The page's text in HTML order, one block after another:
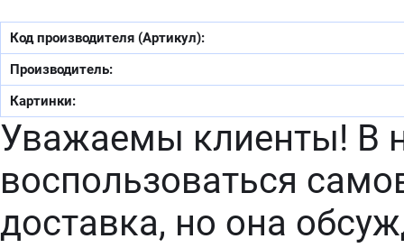
Код производителя (Артикул):
Производитель:
Картинки:
Уважаемы клиенты! В
воспользоваться
доставка, но она